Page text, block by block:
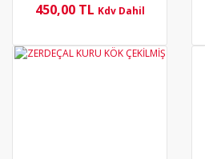
450,00 TL Kdv Dahil